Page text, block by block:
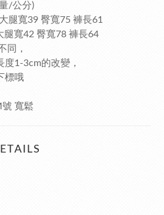
/公分)
腿寬39 臀寬75 褲長61
腿寬42 臀寬78 褲長64
同，
度1-3cm的改變，
標哦
寬鬆